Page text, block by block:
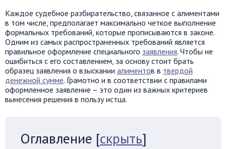
Каждое судебное разбирательство, связанное с алиментами
в том числе, предполагает максимально четкое выполнение
формальных требований, которые прописываются в законе.
Одним из самых распространенных требований является
правильное оформление специального заявления. Чтобы не
ошибиться с его составлением, за основу стоит брать
образец заявления о взыскании алиментов в твердой
денежной сумме. Грамотно и в соответствии с правилами
оформленное заявление – это один из важных критериев
вынесения решения в пользу истца.
Оглавление [скрыть]